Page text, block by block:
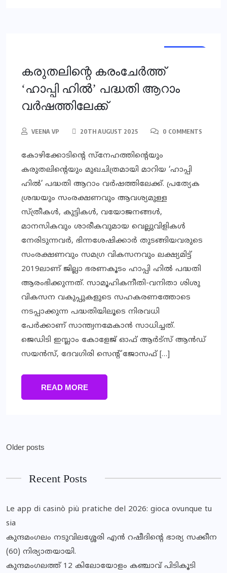
കരുതലിന്റെ കരംചേര്‍ത്ത്
‘ഹാപ്പി ഹില്‍’ പദ്ധതി ആറാം
വര്‍ഷത്തിലേക്ക്
VEENA VP 20TH AUGUST 2025 0 COMMENTS
കോഴിക്കോടിന്റെ സ്നേഹത്തിന്റെയും
കരുതലിന്റെയും മുഖചിത്രമായി മാറിയ ‘ഹാപ്പി
ഹില്‍’ പദ്ധതി ആറാം വര്‍ഷത്തിലേക്ക്. പ്രത്യേക
ശ്രദ്ധയും സംരക്ഷണവും ആവശ്യമുള്ള
സ്ത്രീകള്‍, കുട്ടികള്‍, വയോജനങ്ങള്‍,
മാനസികവും ശാരീകവുമായ വെല്ലുവിളികള്‍
നേരിടുന്നവര്‍, ഭിന്നശേഷിക്കാര്‍ തുടങ്ങിയവരുടെ
സംരക്ഷണവും സമഗ്ര വികസനവും ലക്ഷ്യമിട്ട്
2019ലാണ് ജില്ലാ ഭരണകൂടം ഹാപ്പി ഹില്‍ പദ്ധതി
ആരംഭിക്കുന്നത്. സാമൂഹികനീതി-വനിതാ ശിശു
വികസന വകുപ്പുകളുടെ സഹകരണത്തോടെ
നടപ്പാക്കുന്ന പദ്ധതിയിലൂടെ നിരവധി
പേര്‍ക്കാണ് സാന്ത്വനമേകാന്‍ സാധിച്ചത്.
ജെഡിടി ഇസ്ലാം കോളേജ് ഓഫ് ആര്‍ട്‌സ് ആന്‍ഡ്
സയന്‍സ്, ദേവഗിരി സെന്റ് ജോസഫ് […]
READ MORE
Older posts
Recent Posts
Le app di casinò più pratiche del 2026: gioca ovunque tu
sia
കുന്ദമംഗലം നടുവിലശ്ശേരി എന്‍ റഷീദിന്റെ ഭാര്യ സക്കീന
(60) നിര്യാതയായി.
കുന്ദമംഗലത്ത് 12 കിലോയോളം കഞ്ചാവ് പിടികൂടി